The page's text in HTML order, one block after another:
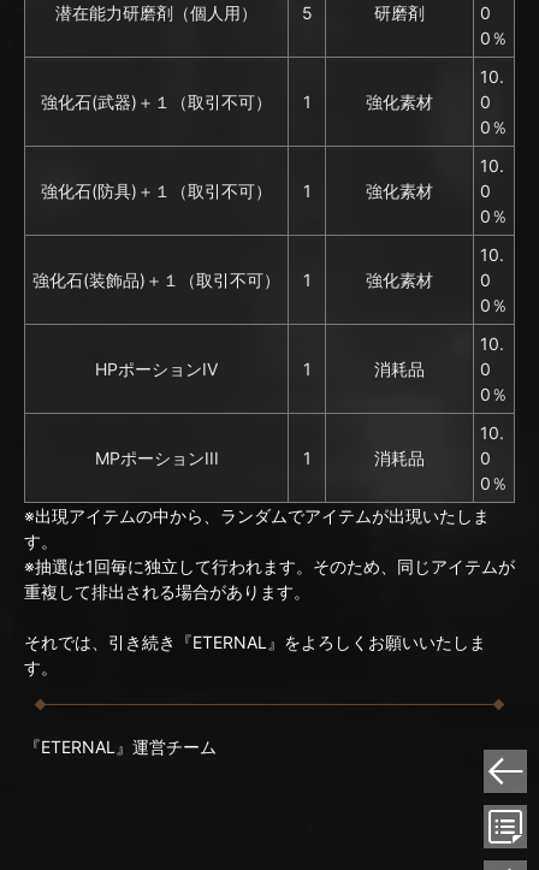
潜在能力研磨剤（個人用） 5 研磨剤
0
0％
強化石(武器)＋１（取引不可） 1 強化素材
10.
0
0％
強化石(防具)＋１（取引不可） 1 強化素材
10.
0
0％
強化石(装飾品)＋１（取引不可） 1 強化素材
10.
0
0％
HPポーションIV 1 消耗品
10.
0
0％
MPポーションIII 1 消耗品
10.
0
0％
※出現アイテムの中から、ランダムでアイテムが出現いたしま
す。
※抽選は1回毎に独立して行われます。そのため、同じアイテムが
重複して排出される場合があります。
それでは、引き続き『ETERNAL』をよろしくお願いいたしま
す。
『ETERNAL』運営チーム